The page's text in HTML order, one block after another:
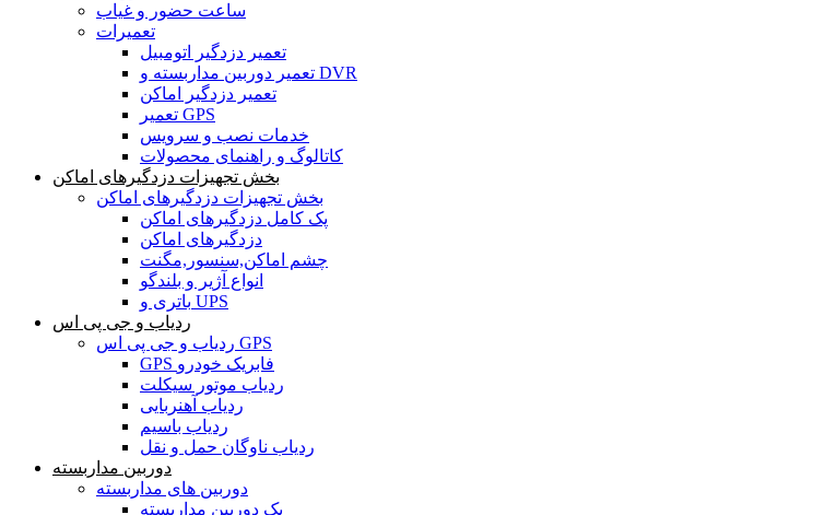
ساعت حضور و غیاب
تعمیرات
تعمیر دزدگیر اتومبیل
تعمیر دوربین مداربسته و DVR
تعمیر دزدگیر اماکن
تعمیر GPS
خدمات نصب و سرویس
کاتالوگ و راهنمای محصولات
بخش تجهیزات دزدگیرهای اماکن
بخش تجهیزات دزدگیرهای اماکن
پک کامل دزدگیرهای اماکن
دزدگیرهای اماکن
چشم اماکن,سنسور,مگنت
انواع آژیر و بلندگو
باتری و UPS
ردیاب و جی پی اس
ردیاب و جی پی اس GPS
GPS فابریک خودرو
ردیاب موتور سیکلت
ردیاب آهنربایی
ردیاب باسیم
ردیاب ناوگان حمل و نقل
دوربین مداربسته
دوربین های مداربسته
پک دوربین مداربسته